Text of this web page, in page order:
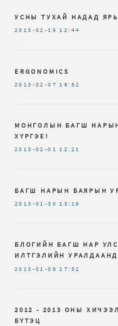
УСНЫ ТУХАЙ НАДАД
2013-02-19 12:44
ERGONOMICS
2013-02-07 18:52
МОНГОЛЫН БАГШ
ХҮРГЭЕ!
2013-02-01 12:21
БАГШ НАРЫН БАЯРЫН
2013-01-30 13:19
БЛОГИЙН БАГШ НАР
ИЛТГЭЛИЙН
2013-01-09 17:52
2012 - 2013 ОНЫ
БҮТЭЦ